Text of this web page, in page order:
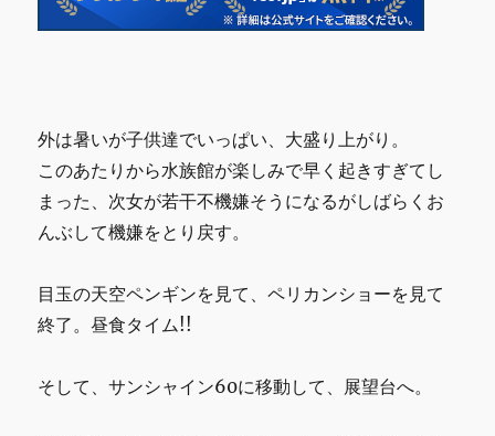
外は暑いが子供達でいっぱい、大盛り上がり。
このあたりから水族館が楽しみで早く起きすぎてし
まった、次女が若干不機嫌そうになるがしばらくお
んぶして機嫌をとり戻す。
目玉の天空ペンギンを見て、ペリカンショーを見て
終了。昼食タイム!!
そして、サンシャイン60に移動して、展望台へ。